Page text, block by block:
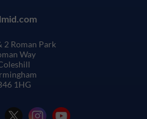
2 Roman Park
Way
1HG